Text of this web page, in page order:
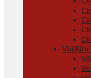
Vòi Rửa